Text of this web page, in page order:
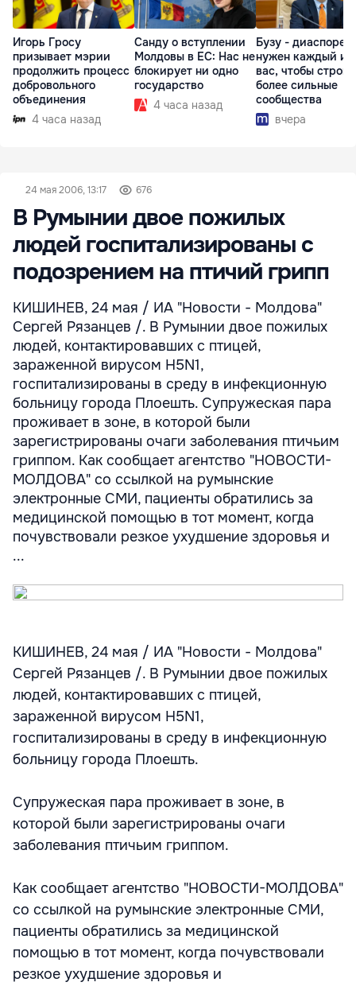
Игорь Гросу
призывает мэрии
продолжить процесс
добровольного
объединения
4 часа назад
Санду о вступлении
Молдовы в ЕС: Нас не
блокирует ни одно
государство
4 часа назад
Бузу - диаспоре:
нужен каждый из
вас, чтобы
более сильные
сообщества
вчера
24 мая 2006, 13:17 676
В Румынии двое пожилых
людей госпитализированы с
подозрением на птичий грипп
КИШИНЕВ, 24 мая / ИА "Новости - Молдова"
Сергей Рязанцев /. В Румынии двое пожилых
людей, контактировавших с птицей,
зараженной вирусом H5N1,
госпитализированы в среду в инфекционную
больницу города Плоешть. Супружеская пара
проживает в зоне, в которой были
зарегистрированы очаги заболевания птичьим
гриппом. Как сообщает агентство "НОВОСТИ-
МОЛДОВА" со ссылкой на румынские
электронные СМИ, пациенты обратились за
медицинской помощью в тот момент, когда
почувствовали резкое ухудшение здоровья и
...
КИШИНЕВ, 24 мая / ИА "Новости - Молдова"
Сергей Рязанцев /. В Румынии двое пожилых
людей, контактировавших с птицей,
зараженной вирусом H5N1,
госпитализированы в среду в инфекционную
больницу города Плоешть.
Супружеская пара проживает в зоне, в
которой были зарегистрированы очаги
заболевания птичьим гриппом.
Как сообщает агентство "НОВОСТИ-МОЛДОВА"
со ссылкой на румынские электронные СМИ,
пациенты обратились за медицинской
помощью в тот момент, когда почувствовали
резкое ухудшение здоровья и